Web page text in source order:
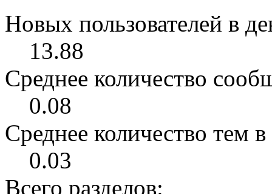
Новых пользователей в
13.88
Среднее количество
0.08
Среднее количество тем
0.03
Всего разделов: